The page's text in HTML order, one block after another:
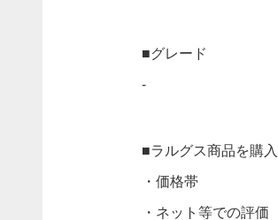
■グレード
-
■ラルグス商品を購
・価格帯
・ネット等での評価